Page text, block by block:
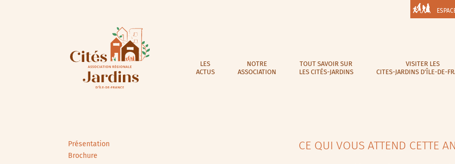
LES
ACTUS
NOTRE
ASSOCIATION
TOUT SAVOIR SUR
LES CITÉS-JARDINS
VISITER LES
CITES-JARDINS D’ÎLE-DE-
Présentation
Brochure
CE QUI VOUS ATTEND CETTE